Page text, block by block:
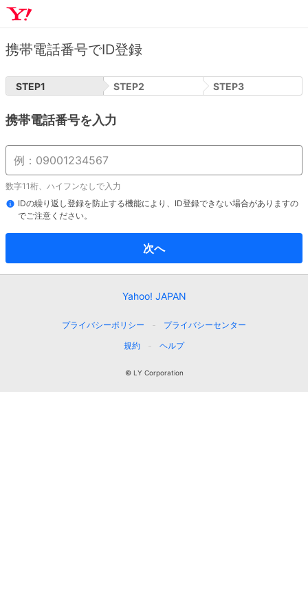
携帯電話番号でID登録
STEP1 STEP2 STEP3
携帯電話番号を入力
数字11桁、ハイフンなしで入力
IDの繰り返し登録を防止する機能により、ID登録できない場合がありますの
でご注意ください。
次へ
Yahoo! JAPAN
プライバシーポリシー
プライバシーセンター
規約
ヘルプ
© LY Corporation